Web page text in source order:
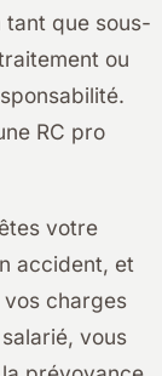
tant que sous-
ou
RC pro
votre
accident, et
charges
vous